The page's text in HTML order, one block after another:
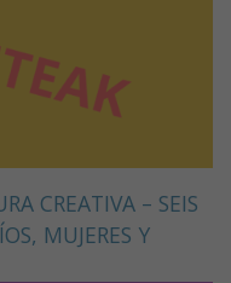
CREATIVA – SEIS
MUJERES Y